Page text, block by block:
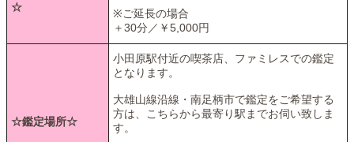
☆
※ご延長の場合
＋30分／￥5,000円
☆鑑定場所☆
小田原駅付近の喫茶店、ファミレスでの鑑定
となります。
大雄山線沿線・南足柄市で鑑定をご希望する
方は、こちらから最寄り駅までお伺い致しま
す。